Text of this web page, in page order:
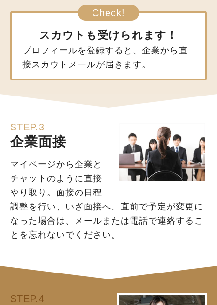
スカウトも受けられます！
プロフィールを登録すると、企業から直
接スカウトメールが届きます。
STEP.3
企業面接
マイページから企業と
チャットのように直接
やり取り。面接の日程
調整を行い、いざ面接へ。直前で予定が変更に
なった場合は、メールまたは電話で連絡するこ
とを忘れないでください。
STEP.4